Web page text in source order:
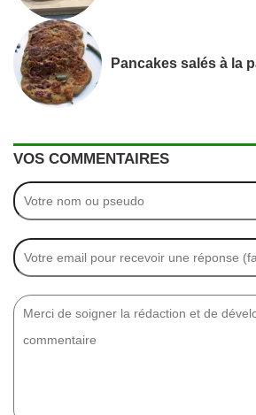
Pancakes salés à la
VOS COMMENTAIRES